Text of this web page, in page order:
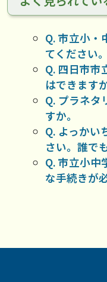
Q. 市立小・
てください。
Q. 四日市市
はできますか
Q. プラネタ
すか。
Q. よっかい
さい。誰で
Q. 市立小中
な手続きが